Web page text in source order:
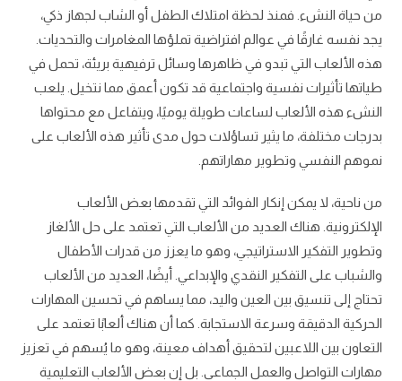
من حياة النشء. فمنذ لحظة امتلاك الطفل أو الشاب لجهاز ذكي،
يجد نفسه غارقًا في عوالم افتراضية تملؤها المغامرات والتحديات.
هذه الألعاب التي تبدو في ظاهرها وسائل ترفيهية بريئة، تحمل في
طياتها تأثيرات نفسية واجتماعية قد تكون أعمق مما نتخيل. يلعب
النشء هذه الألعاب لساعات طويلة يوميًا، ويتفاعل مع محتواها
بدرجات مختلفة، ما يثير تساؤلات حول مدى تأثير هذه الألعاب على
نموهم النفسي وتطوير مهاراتهم.
من ناحية، لا يمكن إنكار الفوائد التي تقدمها بعض الألعاب
الإلكترونية. هناك العديد من الألعاب التي تعتمد على حل الألغاز
وتطوير التفكير الاستراتيجي، وهو ما يعزز من قدرات الأطفال
والشباب على التفكير النقدي والإبداعي. أيضًا، العديد من الألعاب
تحتاج إلى تنسيق بين العين واليد، مما يساهم في تحسين المهارات
الحركية الدقيقة وسرعة الاستجابة. كما أن هناك ألعابًا تعتمد على
التعاون بين اللاعبين لتحقيق أهداف معينة، وهو ما يُسهم في تعزيز
مهارات التواصل والعمل الجماعي. بل إن بعض الألعاب التعليمية